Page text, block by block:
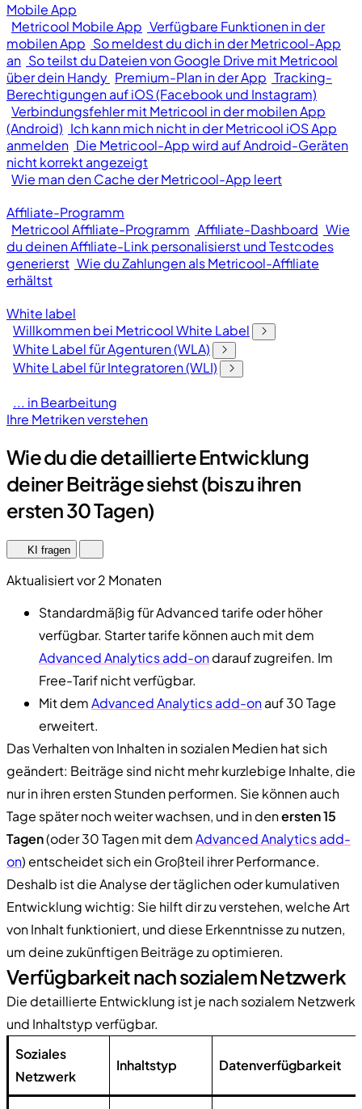
Mobile App
Metricool Mobile App Verfügbare Funktionen in der
mobilen App So meldest du dich in der Metricool-App
an So teilst du Dateien von Google Drive mit Metricool
über dein Handy Premium-Plan in der App Tracking-
Berechtigungen auf iOS (Facebook und Instagram)
Verbindungsfehler mit Metricool in der mobilen App
(Android) Ich kann mich nicht in der Metricool iOS App
anmelden Die Metricool-App wird auf Android-Geräten
nicht korrekt angezeigt
Wie man den Cache der Metricool-App leert
Affiliate-Programm
Metricool Affiliate-Programm Affiliate-Dashboard Wie
du deinen Affiliate-Link personalisierst und Testcodes
generierst Wie du Zahlungen als Metricool-Affiliate
erhältst
White label
Willkommen bei Metricool White Label
White Label für Agenturen (WLA)
White Label für Integratoren (WLI)
... in Bearbeitung
Ihre Metriken verstehen
Wie du die detaillierte Entwicklung
deiner Beiträge siehst (bis zu ihren
ersten 30 Tagen)
KI fragen
Aktualisiert vor 2 Monaten
Standardmäßig für Advanced tarife oder höher
verfügbar. Starter tarife können auch mit dem
Advanced Analytics add-ondarauf zugreifen. Im
Free-Tarif nicht verfügbar.
Mit demAdvanced Analytics add-onauf 30 Tage
erweitert.
Das Verhalten von Inhalten in sozialen Medien hat sich
geändert: Beiträge sind nicht mehr kurzlebige Inhalte, die
nur in ihren ersten Stunden performen. Sie können auch
Tage später noch weiter wachsen, und in denersten 15
Tagen(oder 30 Tagen mit demAdvanced Analytics add-
on) entscheidet sich ein Großteil ihrer Performance.
Deshalb ist die Analyse der täglichen oder kumulativen
Entwicklung wichtig: Sie hilft dir zu verstehen, welche Art
von Inhalt funktioniert, und diese Erkenntnisse zu nutzen,
um deine zukünftigen Beiträge zu optimieren.
Verfügbarkeit nach sozialem Netzwerk
Die detaillierte Entwicklung ist je nach sozialem Netzwerk
und Inhaltstyp verfügbar.
Soziales
Netzwerk
Inhaltstyp Datenverfügbarkeit